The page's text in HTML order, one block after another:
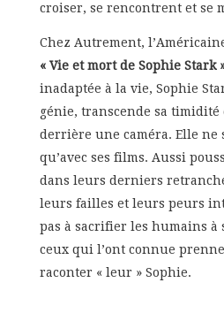
croiser, se rencontrent et se
Chez Autrement,
« Vie et mort de Sophie Stark
inadaptée à la vie, Sophie
génie, transcende sa timidité
derrière une caméra. Elle ne
qu’avec ses films. Aussi
dans leurs derniers
leurs failles et leurs peurs
pas à sacrifier les humains à
ceux qui l’ont connue
raconter « leur » Sophie.